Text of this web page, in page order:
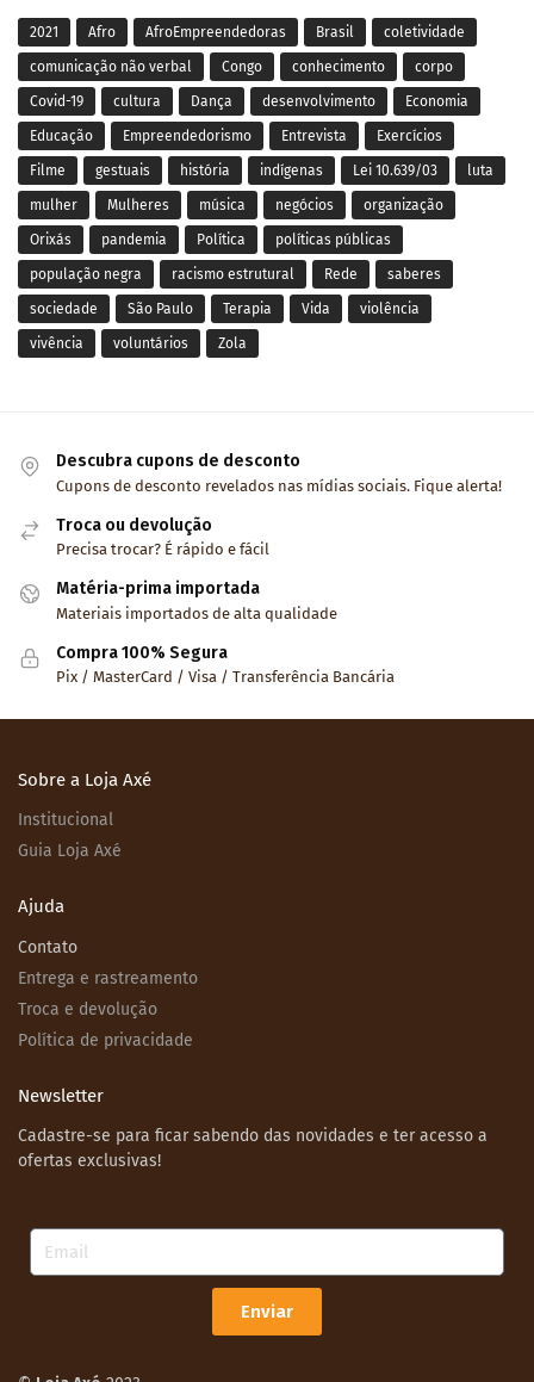
2021 Afro AfroEmpreendedoras Brasil coletividade
comunicação não verbal Congo conhecimento corpo
Covid-19 cultura Dança desenvolvimento Economia
Educação Empreendedorismo Entrevista Exercícios
Filme gestuais história indígenas Lei 10.639/03 luta
mulher Mulheres música negócios organização
Orixás pandemia Política políticas públicas
população negra racismo estrutural Rede saberes
sociedade São Paulo Terapia Vida violência
vivência voluntários Zola
Descubra cupons de desconto
Cupons de desconto revelados nas mídias sociais. Fique alerta!
Troca ou devolução
Precisa trocar? É rápido e fácil
Matéria-prima importada
Materiais importados de alta qualidade
Compra 100% Segura
Pix / MasterCard / Visa / Transferência Bancária
Sobre a Loja Axé
Institucional
Guia Loja Axé
Ajuda
Contato
Entrega e rastreamento
Troca e devolução
Política de privacidade
Newsletter
Cadastre-se para ficar sabendo das novidades e ter acesso a
ofertas exclusivas!
Enviar